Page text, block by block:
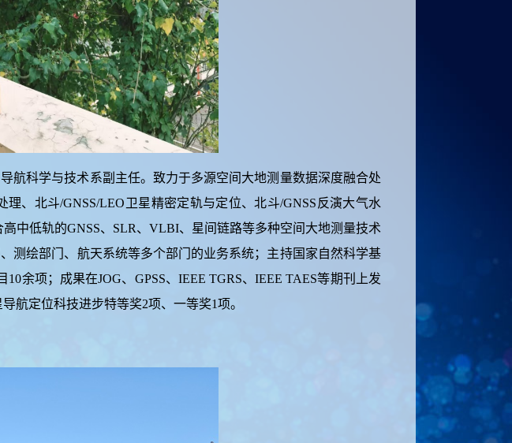
航科学与技术系副主任。致力于多源空间大地测量数据深度融合处
、北斗/GNSS/LEO卫星精密定轨与定位、北斗/GNSS反演大气水
中低轨的GNSS、SLR、VLBI、星间链路等多种空间大地测量技术
测绘部门、航天系统等多个部门的业务系统；主持国家自然科学基
余项；成果在JOG、GPSS、IEEE TGRS、IEEE TAES等期刊上发
航定位科技进步特等奖2项、一等奖1项。